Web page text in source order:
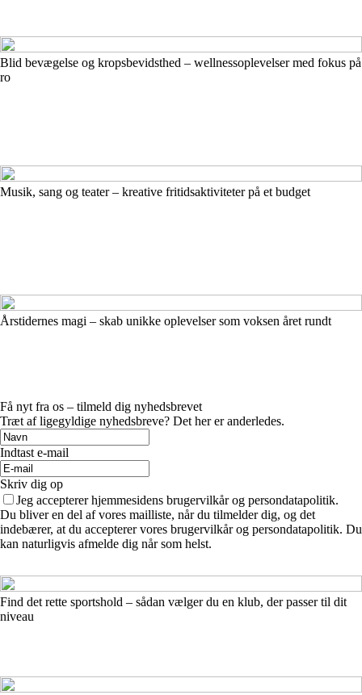
Blid bevægelse og kropsbevidsthed – wellnessoplevelser med fokus på
ro
Musik, sang og teater – kreative fritidsaktiviteter på et budget
Årstidernes magi – skab unikke oplevelser som voksen året rundt
Få nyt fra os – tilmeld dig nyhedsbrevet
Træt af ligegyldige nyhedsbreve? Det her er anderledes.
Indtast e-mail
Skriv dig op
Jeg accepterer hjemmesidens brugervilkår og persondatapolitik.
Du bliver en del af vores mailliste, når du tilmelder dig, og det
indebærer, at du accepterer vores brugervilkår og persondatapolitik. Du
kan naturligvis afmelde dig når som helst.
Find det rette sportshold – sådan vælger du en klub, der passer til dit
niveau